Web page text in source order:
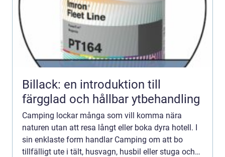
Billack: en introduktion till
färgglad och hållbar ytbehandling
Camping lockar många som vill komma nära
naturen utan att resa långt eller boka dyra hotell. I
sin enklaste form handlar Camping om att bo
tillfälligt ute i tält, husvagn, husbil eller stuga och